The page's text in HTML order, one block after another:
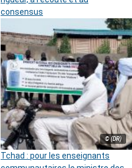
consensus
© (DR)
Tchad : pour les enseignants